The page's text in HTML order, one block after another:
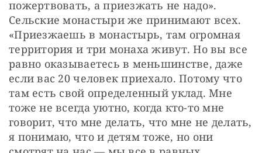
пожертвовать, а приезжать не надо».
Сельские монастыри же принимают всех.
«Приезжаешь в монастырь, там огромная
территория и три монаха живут. Но вы все
равно оказываетесь в меньшинстве, даже
если вас 20 человек приехало. Потому что
там есть свой определенный уклад. Мне
тоже не всегда уютно, когда кто-то мне
говорит, что мне делать, что мне не делать,
я понимаю, что и детям тоже, но они